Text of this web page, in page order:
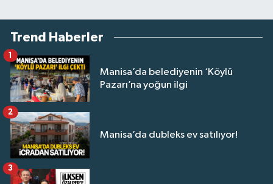
Trend Haberler
Manisa’da belediyenin ‘Köylü
Pazarı’na yoğun ilgi
1
Manisa’da dubleks ev satılıyor!
2
3